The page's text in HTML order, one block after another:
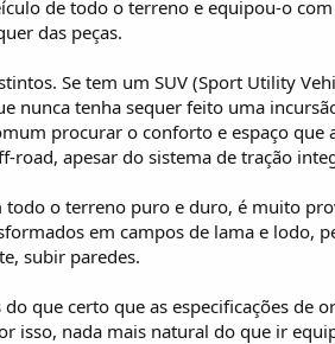
de todo o terreno e equipou-o
das peças.
Se tem um SUV (Sport Utility
nunca tenha sequer feito uma
procurar o conforto e espaço
road, apesar do sistema de tração
o terreno puro e duro, é muito
em campos de lama e lodo,
subir paredes.
do que certo que as especificações
isso, nada mais natural do que ir